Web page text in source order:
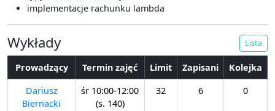
implementacje rachunku lambda
Wykłady Lista
Prowadzący Termin zajęć Limit Zapisani
Kolejka
Dariusz
Biernacki
śr 10:00-12:00
(s. 140)
32 6 0
Kurs: Podstawowe narzędzia DevOps
Kurs: Praktyczne aspekty sieci komputerowych
Kurs programowania gier w silniku Unity
Kurs projektowania aplikacji ASP.NET
Kurs projektowania aplikacji z bazami danych